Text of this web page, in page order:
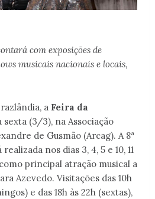
com exposições de
musicais nacionais e locais,
a Feira da
sexta (3/3), na Associação
de Gusmão (Arcag). A 8ª
nos dias 3, 4, 5 e 10, 11
principal atração musical a
Azevedo. Visitações das 10h
e das 18h às 22h (sextas),